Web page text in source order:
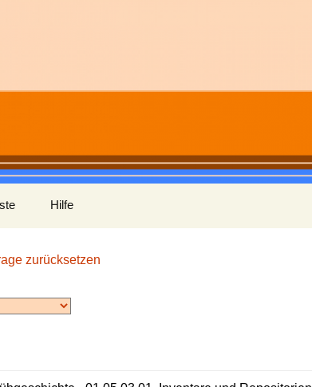
Hilfe
zurücksetzen